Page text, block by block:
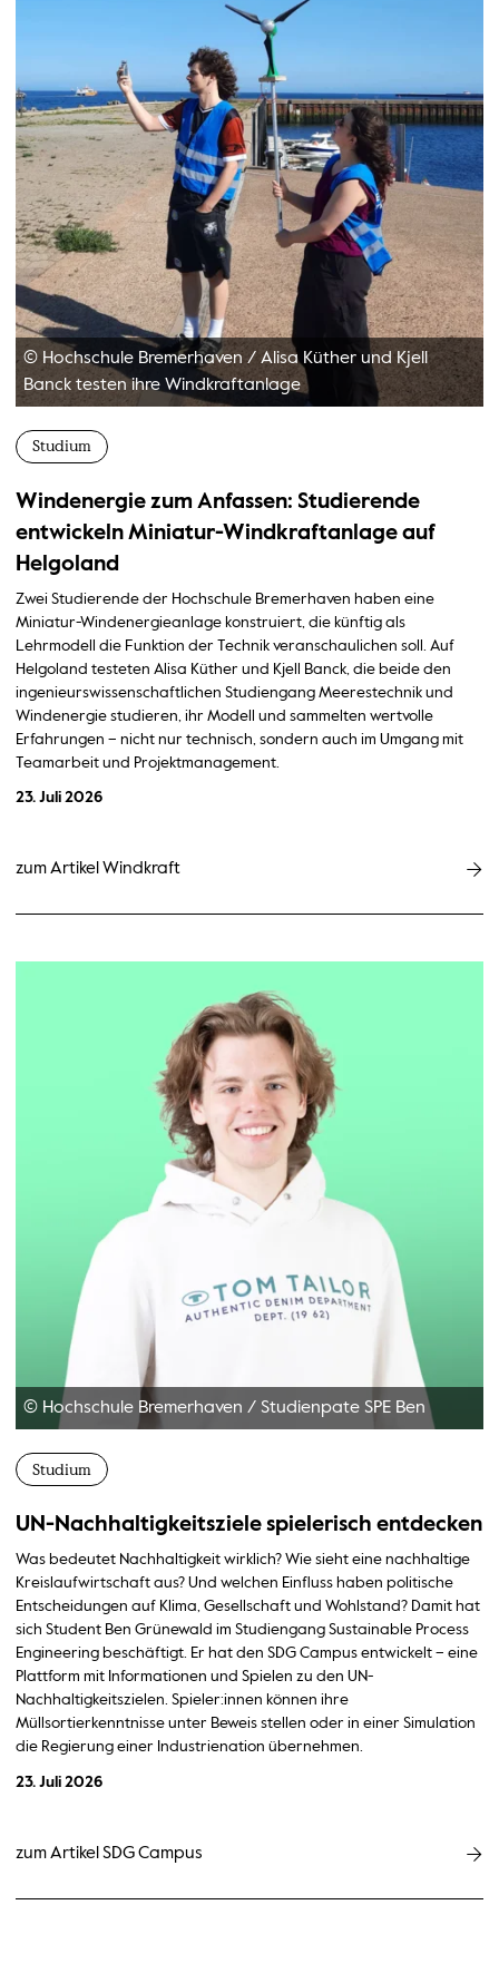
© Hochschule Bremerhaven/ Alisa Küther und Kjell
Banck testen ihre Windkraftanlage
Studium
Windenergie zum Anfassen: Studierende
entwickeln Miniatur-Windkraftanlage auf
Helgoland
Zwei Studierende der Hochschule Bremerhaven haben eine
Miniatur-Windenergieanlage konstruiert, die künftig als
Lehrmodell die Funktion der Technik veranschaulichen soll. Auf
Helgoland testeten Alisa Küther und Kjell Banck, die beide den
ingenieurswissenschaftlichen Studiengang Meerestechnik und
Windenergie studieren, ihr Modell und sammelten wertvolle
Erfahrungen – nicht nur technisch, sondern auch im Umgang mit
Teamarbeit und Projektmanagement.
23. Juli 2026
zum Artikel Windkraft
© Hochschule Bremerhaven / Studienpate SPE Ben
Studium
UN-Nachhaltigkeitsziele spielerisch entdecken
Was bedeutet Nachhaltigkeit wirklich? Wie sieht eine nachhaltige
Kreislaufwirtschaft aus? Und welchen Einfluss haben politische
Entscheidungen auf Klima, Gesellschaft und Wohlstand? Damit hat
sich Student Ben Grünewald im Studiengang Sustainable Process
Engineering beschäftigt. Er hat den SDG Campus entwickelt – eine
Plattform mit Informationen und Spielen zu den UN-
Nachhaltigkeitszielen. Spieler:innen können ihre
Müllsortierkenntnisse unter Beweis stellen oder in einer Simulation
die Regierung einer Industrienation übernehmen.
23. Juli 2026
zum Artikel SDG Campus